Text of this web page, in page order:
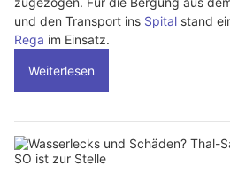
und den Transport ins Spital stand
Rega im Einsatz.
Weiterlesen